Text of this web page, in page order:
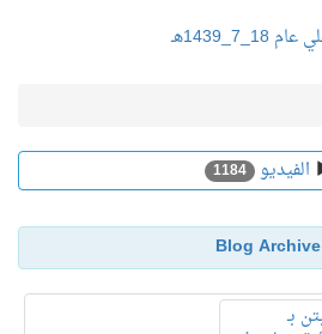
الفيديو 1184
Blog Archive